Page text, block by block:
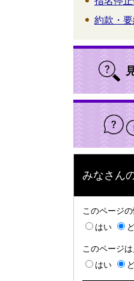
約款・
みなさん
このページ
はい
このページ
はい